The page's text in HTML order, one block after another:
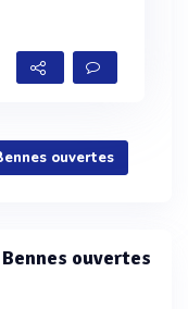
ouvertes
ouvertes